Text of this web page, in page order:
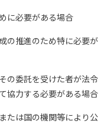
に必要がある場合
の推進のため特に必要が
の委託を受けた者が法令
協力する必要がある場合
たは国の機関等により公